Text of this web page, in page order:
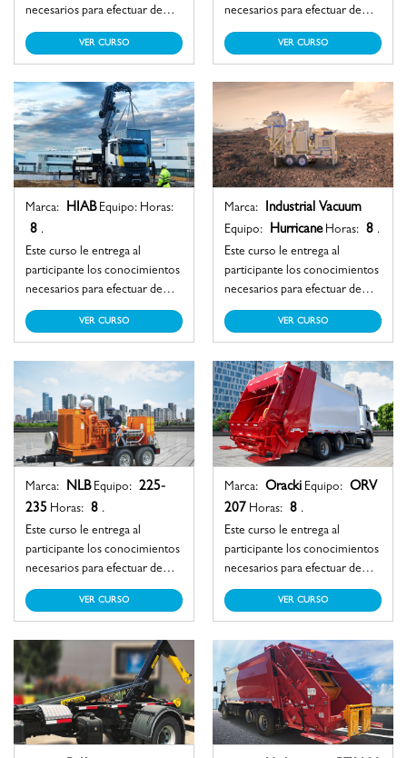
necesarios para efectuar de
manera segura la operación de
un equipo elevador,
imprescindibles para la
instalación, mantenimiento y
reparación de líneas eléctricas.
VER CURSO
necesarios para efectuar de
manera segura la operación de
un equipo elevador,
imprescindibles para la
instalación, mantenimiento y
reparación de líneas eléctricas.
VER CURSO
Marca: HIABEquipo: Horas:
8 .
Este curso le entrega al
participante los conocimientos
necesarios para efectuar de
manera segura la operación de
una grúa telescópica,
VER CURSO
Marca: Industrial Vacuum
Equipo: HurricaneHoras: 8 .
Este curso le entrega al
participante los conocimientos
necesarios para efectuar de
manera segura la operación de
un equipo aspirador industrial
alcanzando las destrezas
imprescindibles para recopilar,
verter y/o depositar productos
en estados sólidos, líquidos y
en suspensión.
VER CURSO
Marca: NLBEquipo:
225-
235 Horas: 8 .
Este curso le entrega al
participante los conocimientos
necesarios para efectuar de
manera segura la operación de
un equipo de chorro de agua a
las destrezas imprescindibles
para el corte, desbastado o
limpieza con este medio.
VER CURSO
Marca: OrackiEquipo:
ORV
207 Horas: 8 .
Este curso le entrega al
participante los conocimientos
necesarios para efectuar de
manera segura la operación de
un equipo recolector de
destrezas imprescindibles para
la recopilación y disposición de
residuos domiciliarios.
VER CURSO